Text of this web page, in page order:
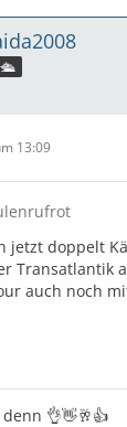
13:09
jetzt doppelt
Transatlantik
auch noch
👌👋🥂👍